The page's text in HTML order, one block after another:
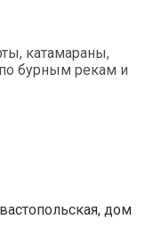
катамараны,
бурным рекам и
дом